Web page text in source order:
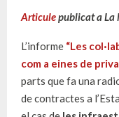
Articulepublicat a La
L’informe “Les
com a eines de
parts que fa una
de contractes a